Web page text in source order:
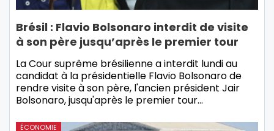
Brésil : Flavio Bolsonaro interdit de visite
à son père jusqu’après le premier tour
La Cour suprême brésilienne a interdit lundi au
candidat à la présidentielle Flavio Bolsonaro de
rendre visite à son père, l'ancien président Jair
Bolsonaro, jusqu'après le premier tour…
ÉCONOMIE